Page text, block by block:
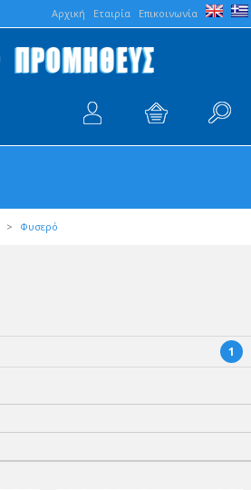
Aρχική Εταιρία Επικοινωνία
> Φυσερό
1